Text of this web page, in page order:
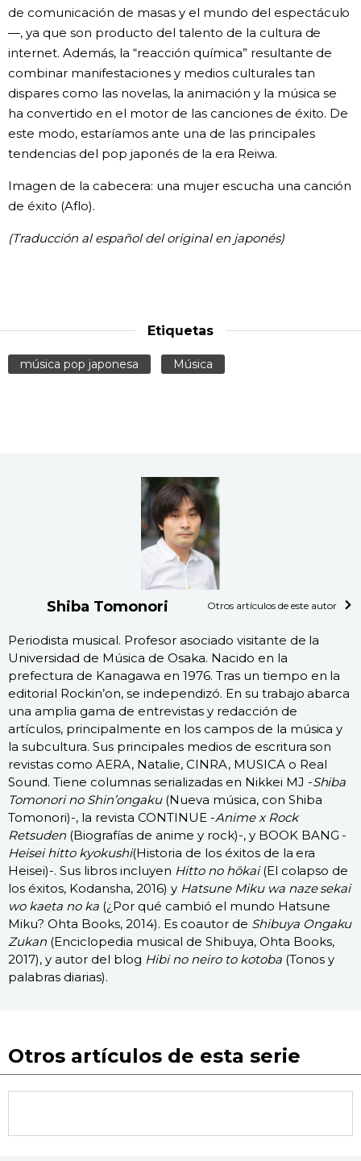
de comunicación de masas y el mundo del espectáculo
—, ya que son producto del talento de la cultura de
internet. Además, la “reacción química” resultante de
combinar manifestaciones y medios culturales tan
dispares como las novelas, la animación y la música se
ha convertido en el motor de las canciones de éxito. De
este modo, estaríamos ante una de las principales
tendencias del pop japonés de la era Reiwa.
Imagen de la cabecera: una mujer escucha una canción
de éxito (Aflo).
(Traducción al español del original en japonés)
Etiquetas
música pop japonesa Música
Shiba Tomonori Otros artículos de este autor
Periodista musical. Profesor asociado visitante de la
Universidad de Música de Osaka. Nacido en la
prefectura de Kanagawa en 1976. Tras un tiempo en la
editorial Rockin’on, se independizó. En su trabajo abarca
una amplia gama de entrevistas y redacción de
artículos, principalmente en los campos de la música y
la subcultura. Sus principales medios de escritura son
revistas como AERA, Natalie, CINRA, MUSICA o Real
Sound. Tiene columnas serializadas en Nikkei MJ -Shiba
Tomonori no Shin’ongaku(Nueva música, con Shiba
Tomonori)-, la revista CONTINUE -Anime x Rock
Retsuden(Biografías de anime y rock)-, y BOOK BANG -
Heisei hitto kyokushi(Historia de los éxitos de la era
Heisei)-. Sus libros incluyen Hitto no hōkai(El colapso de
los éxitos, Kodansha, 2016) y Hatsune Miku wa naze sekai
wo kaeta no ka(¿Por qué cambió el mundo Hatsune
Miku? Ohta Books, 2014). Es coautor de Shibuya Ongaku
Zukan(Enciclopedia musical de Shibuya, Ohta Books,
2017), y autor del blog Hibi no neiro to kotoba(Tonos y
palabras diarias).
Otros artículos de esta serie